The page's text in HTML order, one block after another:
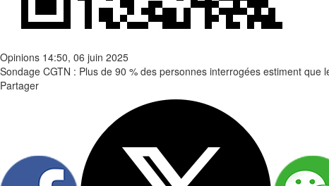
Opinions 14:50, 06 juin 2025
Sondage CGTN : Plus de 90 % des personnes interrogées estiment
Partager